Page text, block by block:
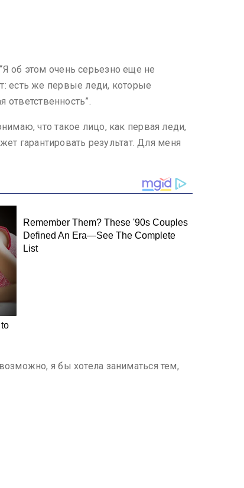
об этом очень серьезно еще не
есть же первые леди, которые
что такое лицо, как первая леди,
гарантировать результат. Для меня
я бы хотела заниматься тем,